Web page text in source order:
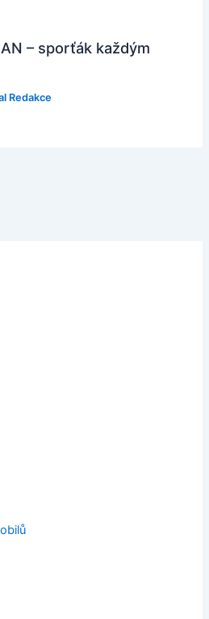
– sporťák každým
Redakce